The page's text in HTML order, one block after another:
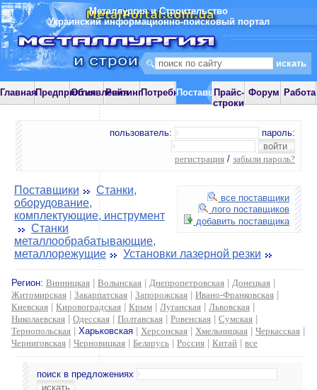
Металлургия и Строительство
Украинский информационно-поисковый портал
ГлавнаяПредприятияОбъявления
РейтингПотребностиПоставщики
Прайс-
строки
Форум Работа
пользователь: пароль:
регистрация / забыли пароль?
все поставщики
лого поставщиков
добавить поставщика
Поставщики
Станки,
оборудование,
комплектующие, инструмент
Станки
металлообрабатывающие,
металлорежущие
Установки лазерной резки
Регион: Винницкая Волынская Днепропетровская Донецкая
Житомирская
Закарпатская Запорожская Ивано-Франковская
Киевская
Кировоградская Крым Луганская Львовская
Николаевская
Одесская Полтавская Ровенская Сумская
Тернопольская
Харьковская Херсонская Хмельницкая Черкасская
Черниговская
Черновицкая Беларусь Россия Китай все
поиск в предложениях